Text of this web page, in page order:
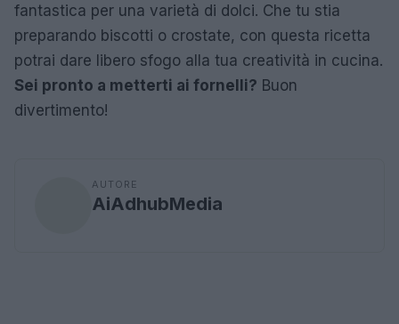
fantastica per una varietà di dolci. Che tu stia
preparando biscotti o crostate, con questa ricetta
potrai dare libero sfogo alla tua creatività in cucina.
Sei pronto a metterti ai fornelli? Buon
divertimento!
AUTORE
AiAdhubMedia